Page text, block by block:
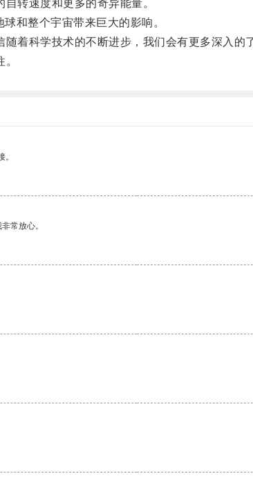
转速度和更多的奇异能量。
和整个宇宙带来巨大的影响。
科学技术的不断进步，我们会有更多深入的
常放心。